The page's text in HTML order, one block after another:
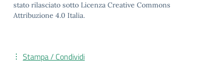
stato rilasciato sotto Licenza Creative Commons
Attribuzione 4.0 Italia.
Stampa / Condividi